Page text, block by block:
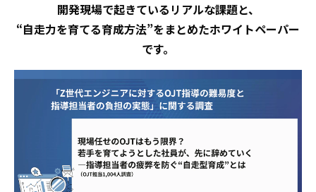
開発現場で起きているリアルな課題と、
“自走力を育てる育成方法”をまとめたホワイトペーパー
です。